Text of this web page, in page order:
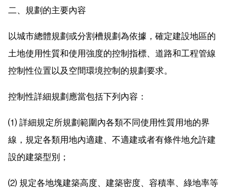
二、規劃的主要內容
以城市總體規劃或分割槽規劃為依據，確定建設地區的
土地使用性質和使用強度的控制指標、道路和工程管線
控制性位置以及空間環境控制的規劃要求。
控制性詳細規劃應當包括下列內容：
⑴ 詳細規定所規劃範圍內各類不同使用性質用地的界
線，規定各類用地內適建、不適建或者有條件地允許建
設的建築型別；
⑵ 規定各地塊建築高度、建築密度、容積率、綠地率等